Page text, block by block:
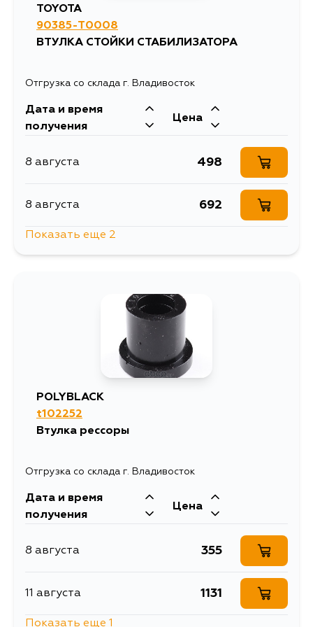
TOYOTA
90385-T0008
ВТУЛКА СТОЙКИ СТАБИЛИЗАТОРА
Отгрузка со склада г. Владивосток
Дата и время
получения
Цена
8 августа 498
8 августа 692
Показать еще 2
POLYBLACK
t102252
Втулка рессоры
Отгрузка со склада г. Владивосток
Дата и время
получения
Цена
8 августа 355
11 августа 1131
Показать еще 1